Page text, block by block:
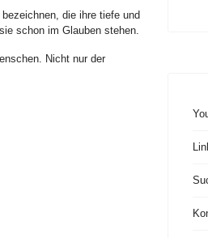
die ihre tiefe und
schon im Glauben stehen.
Nicht nur der